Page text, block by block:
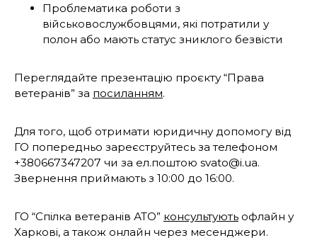
Проблематика роботи з
військовослужбовцями, які потратили у
полон або мають статус зниклого безвісти
Переглядайте презентацію проєкту “Права
ветеранів” за посиланням.
Для того, щоб отримати юридичну допомогу від
ГО попередньо зареєструйтесь за телефоном
+380667347207 чи за ел.поштою svato@i.ua.
Звернення приймають з 10:00 до 16:00.
ГО “Спілка ветеранів АТО” консультують офлайн у
Харкові, а також онлайн через месенджери.